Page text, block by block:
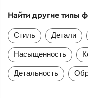
Найти другие типы
Стиль Детали
Насыщенность
Детальность